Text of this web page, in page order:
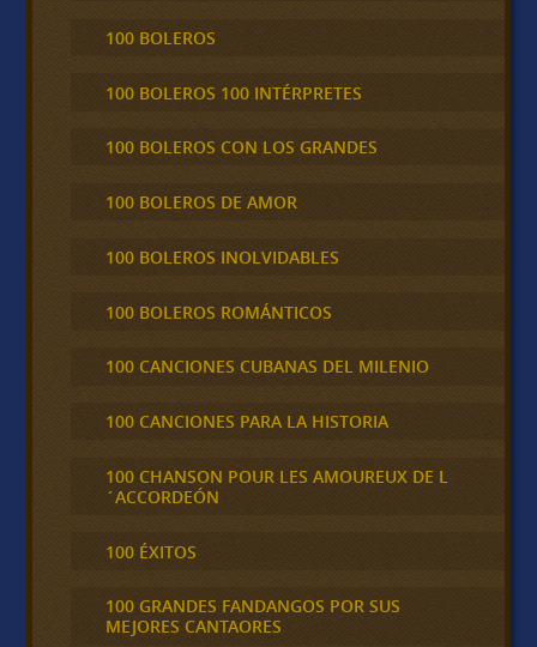
100 BOLEROS
100 BOLEROS 100 INTÉRPRETES
100 BOLEROS CON LOS GRANDES
100 BOLEROS DE AMOR
100 BOLEROS INOLVIDABLES
100 BOLEROS ROMÁNTICOS
100 CANCIONES CUBANAS DEL MILENIO
100 CANCIONES PARA LA HISTORIA
100 CHANSON POUR LES AMOUREUX DE L
´ACCORDEÓN
100 ÉXITOS
100 GRANDES FANDANGOS POR SUS
MEJORES CANTAORES